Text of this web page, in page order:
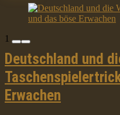
1
Deutschland und
Erwachen